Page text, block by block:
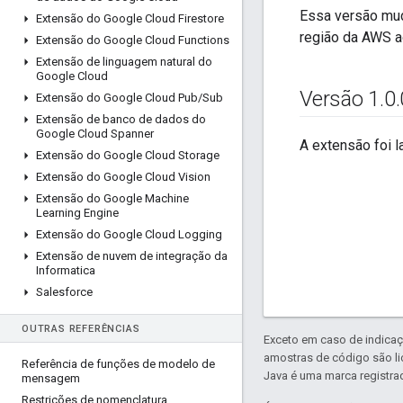
Extensão do Google Cloud Firestore
Extensão do Google Cloud Functions
Extensão de linguagem natural do
Google Cloud
Extensão do Google Cloud Pub/Sub
Extensão de banco de dados do
Google Cloud Spanner
Extensão do Google Cloud Storage
Extensão do Google Cloud Vision
Extensão do Google Machine
Learning Engine
Extensão do Google Cloud Logging
Extensão de nuvem de integração da
Informatica
Salesforce
OUTRAS REFERÊNCIAS
Referência de funções de modelo de
mensagem
Restrições de nomenclatura
Essa versão
região da AWS
Versão 1.0.
A extensão foi
Exceto em caso de
amostras de código são
Java é uma marca